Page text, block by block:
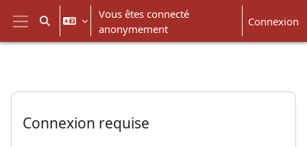
Passer au contenu principal
Panneau latéral
Activer/désactiver la saisie de recherche
Vous êtes connecté
anonymement
Connexion
Connexion requise